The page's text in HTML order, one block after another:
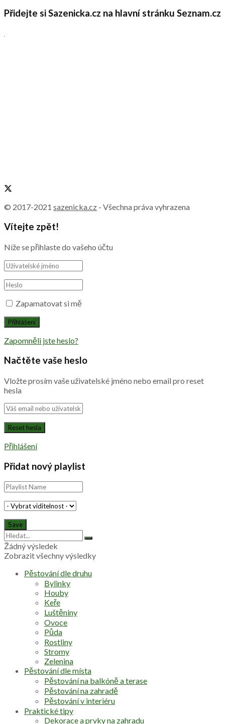
Přidejte si Sazenicka.cz na hlavní stránku Seznam.cz
© 2017-2021 sazenicka.cz - Všechna práva vyhrazena
Vítejte zpět!
Níže se přihlaste do vašeho účtu
Zapamatovat si mě
Zapomněli jste heslo?
Načtěte vaše heslo
Vložte prosím vaše uživatelské jméno nebo email pro reset
hesla
Přihlášení
Přidat nový playlist
Žádný výsledek
Zobrazit všechny výsledky
Pěstování dle druhu
Bylinky
Houby
Keře
Luštěniny
Ovoce
Půda
Rostliny
Stromy
Zelenina
Pěstování dle místa
Pěstování na balkóně a terase
Pěstování na zahradě
Pěstování v interiéru
Praktické tipy
Dekorace a prvky na zahradu